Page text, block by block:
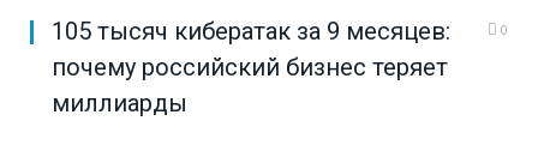
105 тысяч кибератак за 9 месяцев:
почему российский бизнес теряет
миллиарды
0